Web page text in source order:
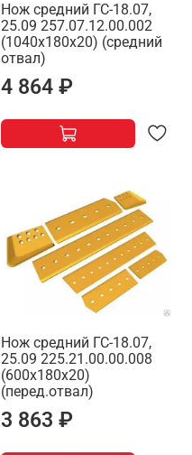
Нож средний ГС-18.07,
25.09 257.07.12.00.002
(1040х180х20) (средний
отвал)
4 864 ₽
Нож средний ГС-18.07,
25.09 225.21.00.00.008
(600х180х20)
(перед.отвал)
3 863 ₽